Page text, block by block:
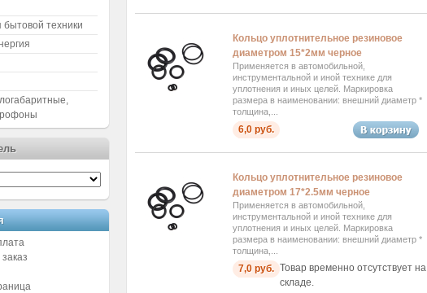
Кольцо уплотнительное резиновое
диаметром 15*2мм черное
Применяется в автомобильной,
инструментальной и иной технике для
уплотнения и иных целей. Маркировка
размера в наименовании: внешний диаметр *
толщина,...
6,0 руб.
Кольцо уплотнительное резиновое
диаметром 17*2.5мм черное
Применяется в автомобильной,
инструментальной и иной технике для
уплотнения и иных целей. Маркировка
размера в наименовании: внешний диаметр *
толщина,...
7,0 руб. Товар временно отсутствует на
складе.
бытовой техники